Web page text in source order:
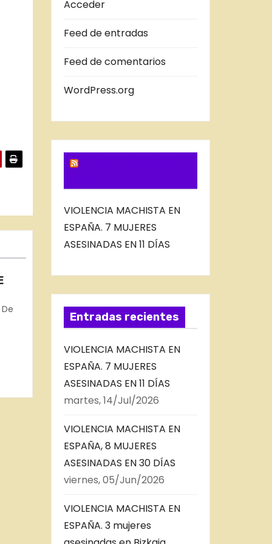
D
B
O
G
Acceder
Feed de entradas
Feed de comentarios
WordPress.org
VIOLENCIA MACHISTA EN
ESPAÑA. 7 MUJERES
ASESINADAS EN 11 DÍAS
Entradas recientes
VIOLENCIA MACHISTA EN
ESPAÑA. 7 MUJERES
ASESINADAS EN 11 DÍAS
martes, 14/Jul/2026
VIOLENCIA MACHISTA EN
ESPAÑA, 8 MUJERES
ASESINADAS EN 30 DÍAS
viernes, 05/Jun/2026
VIOLENCIA MACHISTA EN
ESPAÑA. 3 mujeres